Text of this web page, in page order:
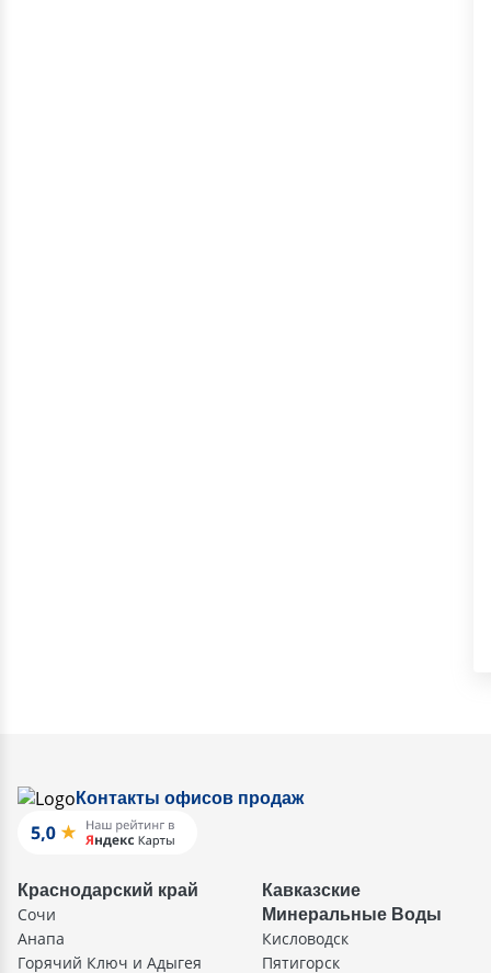
Контакты офисов продаж
Краснодарский край
Сочи
Анапа
Горячий Ключ и Адыгея
Кавказские
Минеральные Воды
Кисловодск
Пятигорск